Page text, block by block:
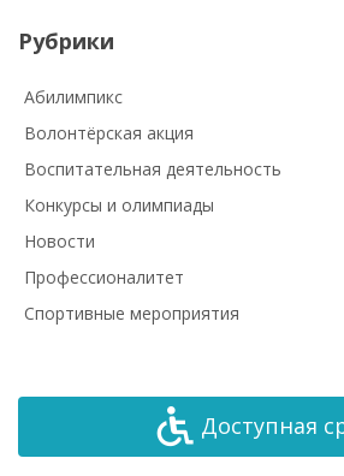
Рубрики
Абилимпикс
Волонтёрская акция
Воспитательная деятельность
Конкурсы и олимпиады
Новости
Профессионалитет
Спортивные мероприятия
Доступная